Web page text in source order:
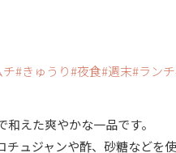
チ きゅうり 夜食 週末 ランチ
えた爽やかな一品です。
ュジャンや酢、砂糖などを